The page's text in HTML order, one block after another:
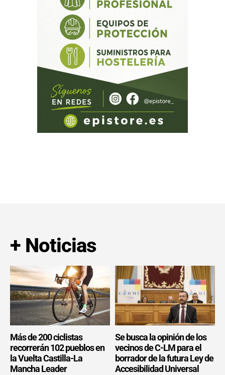
+ Noticias
Más de 200 ciclistas
recorrerán 102 pueblos en
la Vuelta Castilla-La
Mancha Leader
Se busca la opinión de los
vecinos de C-LM para el
borrador de la futura Ley de
Accesibilidad Universal